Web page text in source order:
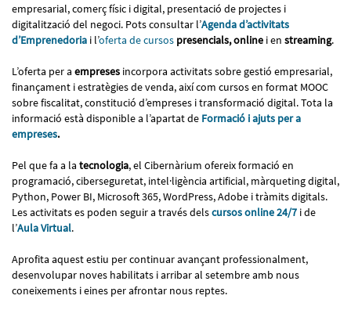
empresarial, comerç físic i digital, presentació de projectes i
digitalització del negoci. Pots consultar l’Agenda d’activitats
d’Emprenedoria i l’oferta de cursos presencials, online i en streaming.
L’oferta per a empreses incorpora activitats sobre gestió empresarial,
finançament i estratègies de venda, així com cursos en format MOOC
sobre fiscalitat, constitució d’empreses i transformació digital. Tota la
informació està disponible a l’apartat de Formació i ajuts per a
empreses.
Pel que fa a la tecnologia, el Cibernàrium ofereix formació en
programació, ciberseguretat, intel·ligència artificial, màrqueting digital,
Python, Power BI, Microsoft 365, WordPress, Adobe i tràmits digitals.
Les activitats es poden seguir a través delscursos online 24/7 i de
l’Aula Virtual.
Aprofita aquest estiu per continuar avançant professionalment,
desenvolupar noves habilitats i arribar al setembre amb nous
coneixements i eines per afrontar nous reptes.